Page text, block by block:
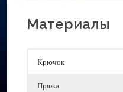
Материалы
Крючок
Пряжа